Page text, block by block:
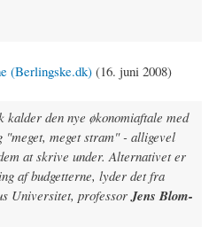
(Berlingske.dk) (16. juni 2008)
kalder den nye økonomiaftale med
meget stram" - alligevel
at skrive under. Alternativet er
af budgetterne, lyder det fra
Universitet, professorJens Blom-